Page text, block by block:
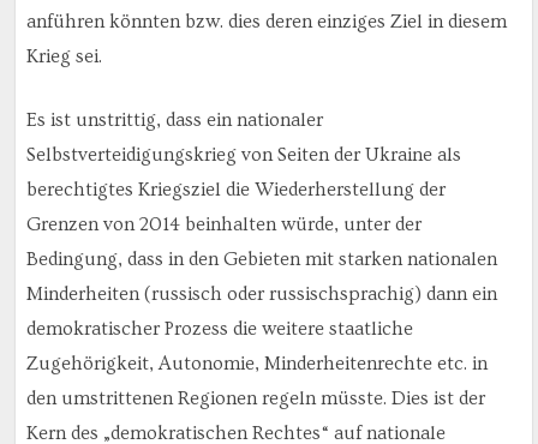
anführen könnten bzw. dies deren einziges Ziel in diesem
Krieg sei.
Es ist unstrittig, dass ein nationaler
Selbstverteidigungskrieg von Seiten der Ukraine als
berechtigtes Kriegsziel die Wiederherstellung der
Grenzen von 2014 beinhalten würde, unter der
Bedingung, dass in den Gebieten mit starken nationalen
Minderheiten (russisch oder russischsprachig) dann ein
demokratischer Prozess die weitere staatliche
Zugehörigkeit, Autonomie, Minderheitenrechte etc. in
den umstrittenen Regionen regeln müsste. Dies ist der
Kern des „demokratischen Rechtes“ auf nationale